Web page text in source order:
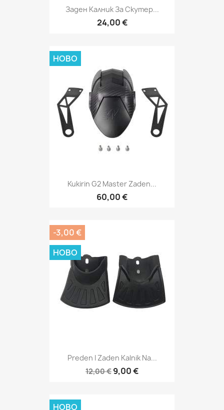
Заден Калник За Скутер...
24,00 €
Kukirin G2 Master Zaden...
60,00 €
НОВО
Preden I Zaden Kalnik Na...
12,00 € 9,00 €
-3,00 €
НОВО
НОВО